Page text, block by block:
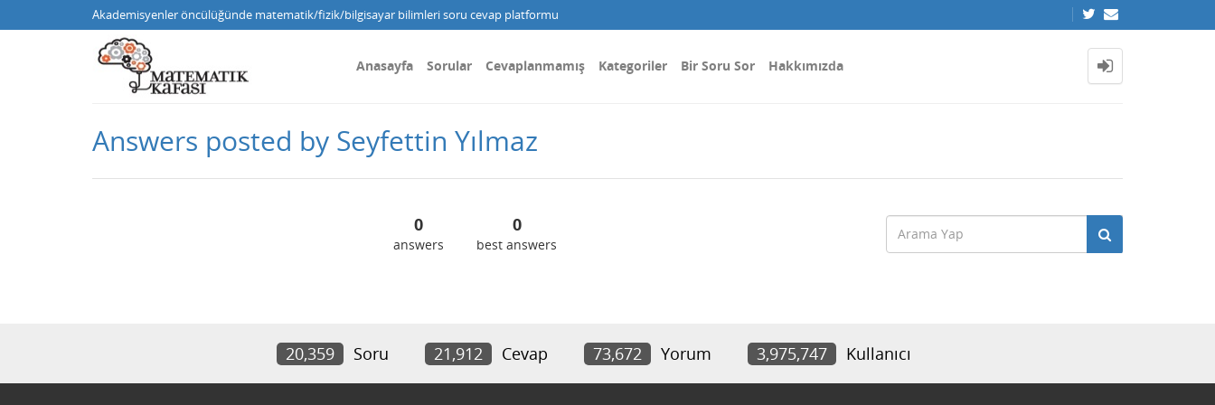
Akademisyenler öncülüğünde matematik/fizik/bilgisayar bilimleri soru cevap platformu
Anasayfa Sorular Cevaplanmamış Kategoriler Bir Soru Sor Hakkımızda
Answers posted by Seyfettin Yılmaz
0
answers
0
best answers
20,359 Soru 21,912 Cevap 73,672 Yorum 3,975,747 Kullanıcı